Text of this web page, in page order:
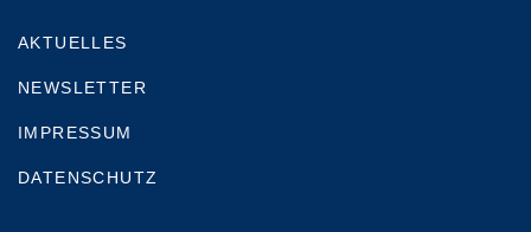
AKTUELLES
NEWSLETTER
IMPRESSUM
DATENSCHUTZ